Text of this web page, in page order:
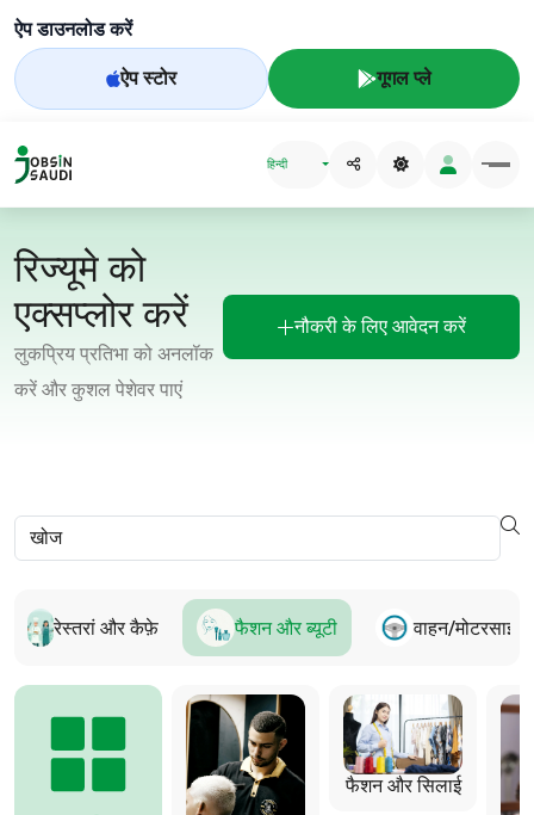
ऐप डाउनलोड करें
ऐप स्टोर गूगल प्ले
हिन्दी
रिज्यूमे को
एक्सप्लोर करें
लुकप्रिय प्रतिभा को अनलॉक
करें और कुशल पेशेवर पाएं
नौकरी के लिए आवेदन करें
रेस्तरां और कैफ़े फैशन और ब्यूटी वाहन/
फैशन और सिलाई